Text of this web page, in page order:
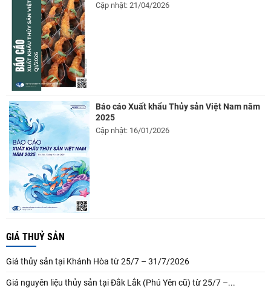
Cập nhật: 21/04/2026
Báo cáo Xuất khẩu Thủy sản Việt Nam năm
2025
Cập nhật: 16/01/2026
GIÁ THUỶ SẢN
Giá thủy sản tại Khánh Hòa từ 25/7 – 31/7/2026
Giá nguyên liệu thủy sản tại Đắk Lắk (Phú Yên cũ) từ 25/7 –...